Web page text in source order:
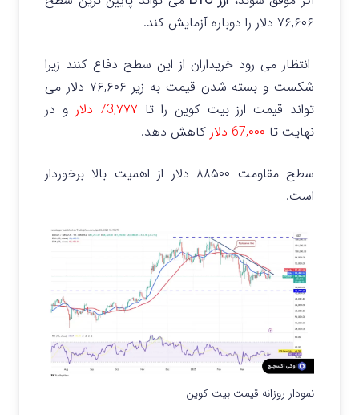
۷۶,۶۰۶ دلار را دوباره آزمایش کند.
انتظار می رود خریداران از این سطح دفاع کنند زیرا
شکست و بسته شدن قیمت به زیر ۷۶,۶۰۶ دلار می
تواند قیمت ارز بیت کوین را تا
و در
نهایت تا
کاهش دهد.
سطح مقاومت ۸۸۵۰۰ دلار از اهمیت بالا برخوردار
است.
نمودار روزانه قیمت بیت کوین